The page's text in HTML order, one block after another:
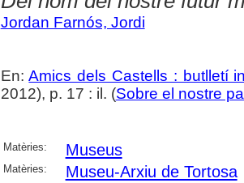
Jordan Farnós, Jordi
En:Amics dels Castells : butlletí
2012), p. 17 : il. (Sobre el nostre
Matèries: Museus
Matèries: Museu-Arxiu de Tortosa